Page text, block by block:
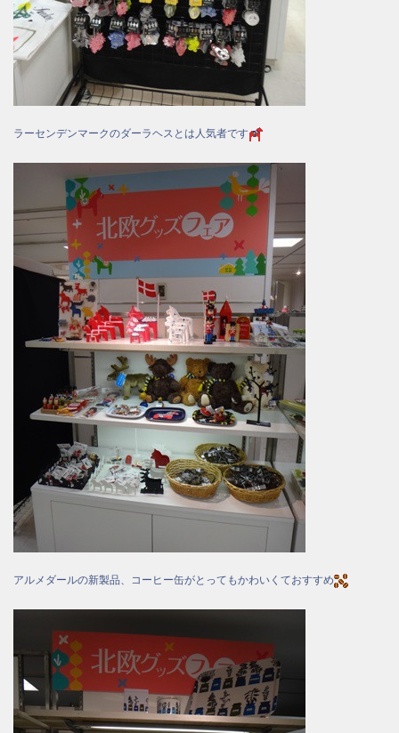
ラーセンデンマークのダーラヘスとは人気者です
アルメダールの新製品、コーヒー缶がとってもかわいくておすすめ